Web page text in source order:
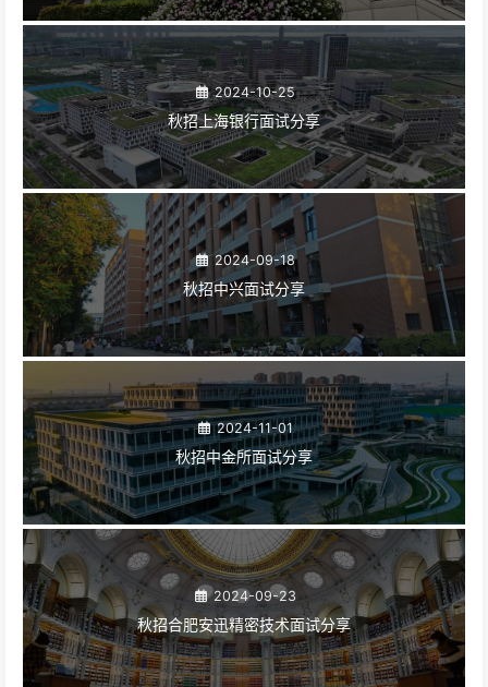
2024-10-25
秋招上海银行面试分享
2024-09-18
秋招中兴面试分享
2024-11-01
秋招中金所面试分享
2024-09-23
秋招合肥安迅精密技术面试分享